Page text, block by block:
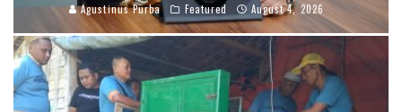
Agustinus Purba Featured August 4, 2026